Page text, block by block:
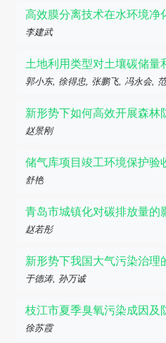
高效膜分离技术在水环境净
李建武
土地利用类型对土壤碳储量
郭小东, 徐得忠, 张鹏飞, 冯永会,
新形势下如何高效开展森林
赵景刚
储气库项目竣工环境保护验
舒艳
青岛市城镇化对碳排放量的
赵若彤
新形势下我国大气污染治理
于德涛, 孙万诚
枝江市夏季臭氧污染成因及
徐苏霞